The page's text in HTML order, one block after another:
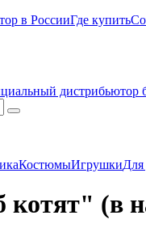
в РоссииГде купить
КостюмыИгрушкиДля
(в